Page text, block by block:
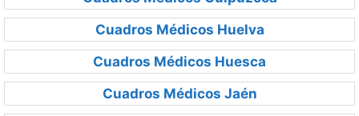
Cuadros Médicos Huelva
Cuadros Médicos Huesca
Cuadros Médicos Jaén